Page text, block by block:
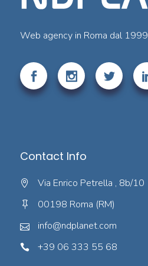
Web agency in Roma dal 1999
Contact Info
Via Enrico Petrella , 8b/10
00198 Roma (RM)
info@ndplanet.com
+39 06 333 55 68